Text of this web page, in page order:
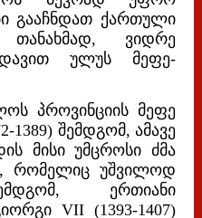
გააჩნდათ ქართული
თანახმად, ვიდრე
ულუს მეფე-
პროვინციის მეფე
1389) შემდგომ, ამავე
მისი უმცროსიძმა
რომელიც უშვილოდ
ერთიანი
VII (1393-1407)